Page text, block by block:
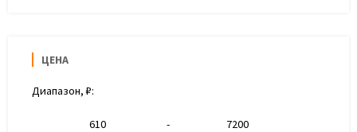
ЦЕНА
Диапазон, ₽:
-